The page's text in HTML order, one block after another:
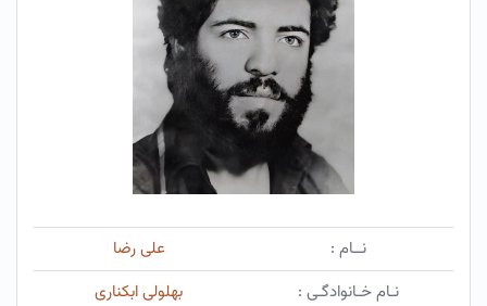
نــام :
علی رضا
نـام خـانوادگـی :
بهلولی ابکناری